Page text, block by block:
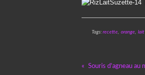
Tags: recette, orange, lait
Souris d’agneau